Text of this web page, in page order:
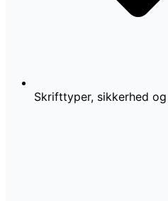
Skrifttyper, sikkerhed